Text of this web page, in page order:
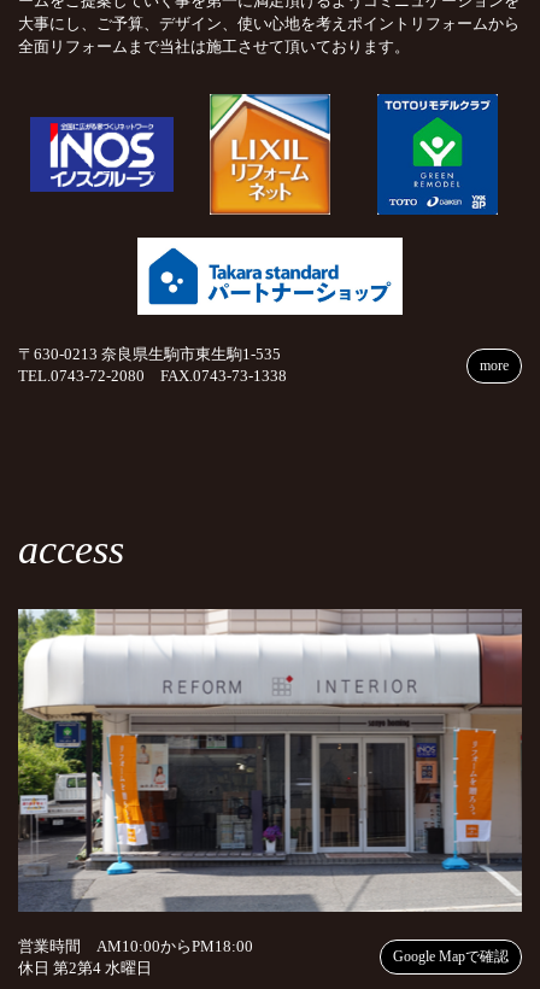
大事にし、ご予算、デザイン、使い心地を考えポイントリフォームから
全面リフォームまで当社は施工させて頂いております。
〒630-0213 奈良県生駒市東生駒1-535
TEL.0743-72-2080 FAX.0743-73-1338
more
access
営業時間 AM10:00からPM18:00
休日 第2第4 水曜日
Google Mapで確認